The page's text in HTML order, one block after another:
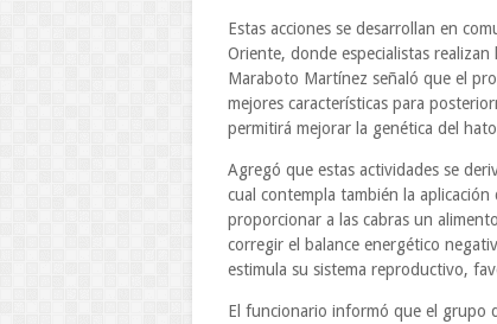
Estas acciones se desarrollan en
Oriente, donde especialistas
Maraboto Martínez señaló que el
mejores características para
permitirá mejorar la genética del
Agregó que estas actividades se
cual contempla también la
proporcionar a las cabras un
corregir el balance energético
estimula su sistema reproductivo,
El funcionario informó que el grupo